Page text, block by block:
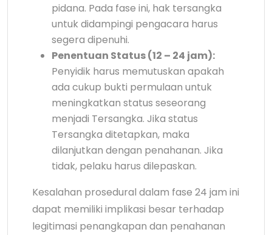
pidana. Pada fase ini, hak tersangka
untuk didampingi pengacara harus
segera dipenuhi.
Penentuan Status (12 – 24 jam):
Penyidik harus memutuskan apakah
ada cukup bukti permulaan untuk
meningkatkan status seseorang
menjadi Tersangka. Jika status
Tersangka ditetapkan, maka
dilanjutkan dengan penahanan. Jika
tidak, pelaku harus dilepaskan.
Kesalahan prosedural dalam fase 24 jam ini
dapat memiliki implikasi besar terhadap
legitimasi penangkapan dan penahanan